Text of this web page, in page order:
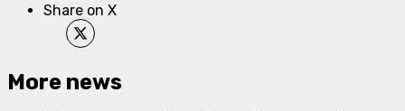
Share on X
More news